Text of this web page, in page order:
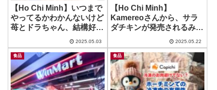
【Ho Chi Minh】いつまで
やってるかわかんないけど
苺とドラちゃん、結構好き
Estella Heights
2025.05.03
【Ho Chi Minh】
Kamereoさんから、サラ
ダチキンが発売されるみた
2025.05.22
食品 食品